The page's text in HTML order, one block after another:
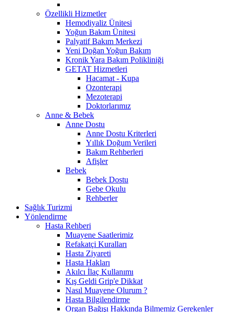
Özellikli Hizmetler
Hemodiyaliz Ünitesi
Yoğun Bakım Ünitesi
Palyatif Bakım Merkezi
Yeni Doğan Yoğun Bakım
Kronik Yara Bakım Polikliniği
GETAT Hizmetleri
Hacamat - Kupa
Ozonterapi
Mezoterapi
Doktorlarımız
Anne & Bebek
Anne Dostu
Anne Dostu Kriterleri
Yıllık Doğum Verileri
Bakım Rehberleri
Afişler
Bebek
Bebek Dostu
Gebe Okulu
Rehberler
Sağlık Turizmi
Yönlendirme
Hasta Rehberi
Muayene Saatlerimiz
Refakatçi Kuralları
Hasta Ziyareti
Hasta Hakları
Akılcı İlaç Kullanımı
Kış Geldi Grip'e Dikkat
Nasıl Muayene Olurum ?
Hasta Bilgilendirme
Organ Bağışı Hakkında Bilmemiz Gerekenler